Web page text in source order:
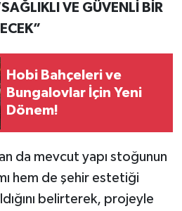
VE GÜVENLİ BİR
Hobi Bahçeleri ve
Bungalovlar İçin Yeni
Dönem!
da mevcut yapı stoğunun
hem de şehir estetiği
belirterek, projeyle